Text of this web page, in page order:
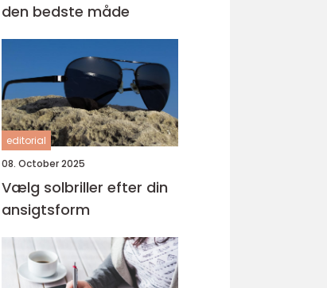
den bedste måde
editorial
08. October 2025
Vælg solbriller efter din
ansigtsform